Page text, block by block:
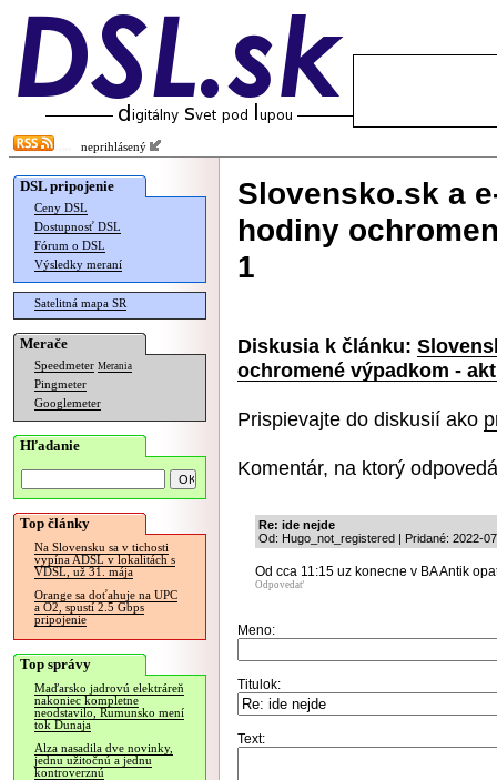
neprihlásený
DSL pripojenie
Ceny DSL
Dostupnosť DSL
Fórum o DSL
Výsledky meraní
Satelitná mapa SR
Merače
Speedmeter Merania
Pingmeter
Googlemeter
Hľadanie
Top články
Na Slovensku sa v tichosti
vypína ADSL v lokalitách s
VDSL, už 31. mája
Orange sa doťahuje na UPC
a O2, spustí 2.5 Gbps
pripojenie
Top správy
Maďarsko jadrovú elektráreň
nakoniec kompletne
neodstavilo, Rumunsko mení
tok Dunaja
Alza nasadila dve novinky,
jednu užitočnú a jednu
kontroverznú
Slovensko.sk a
hodiny
1
Diskusia k článku:
ochromené výpadkom -
Prispievajte do diskusií ako
Komentár, na ktorý
Re: ide nejde
Od: Hugo_not_registered | Pridané: 2022-
Od cca 11:15 uz konecne v BA Antik
Odpovedať
Meno:
Titulok:
Text: